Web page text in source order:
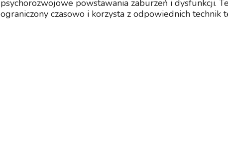
psychorozwojowe powstawania zaburzeń i dysfunkcji.
ograniczony czasowo i korzysta z odpowiednich technik